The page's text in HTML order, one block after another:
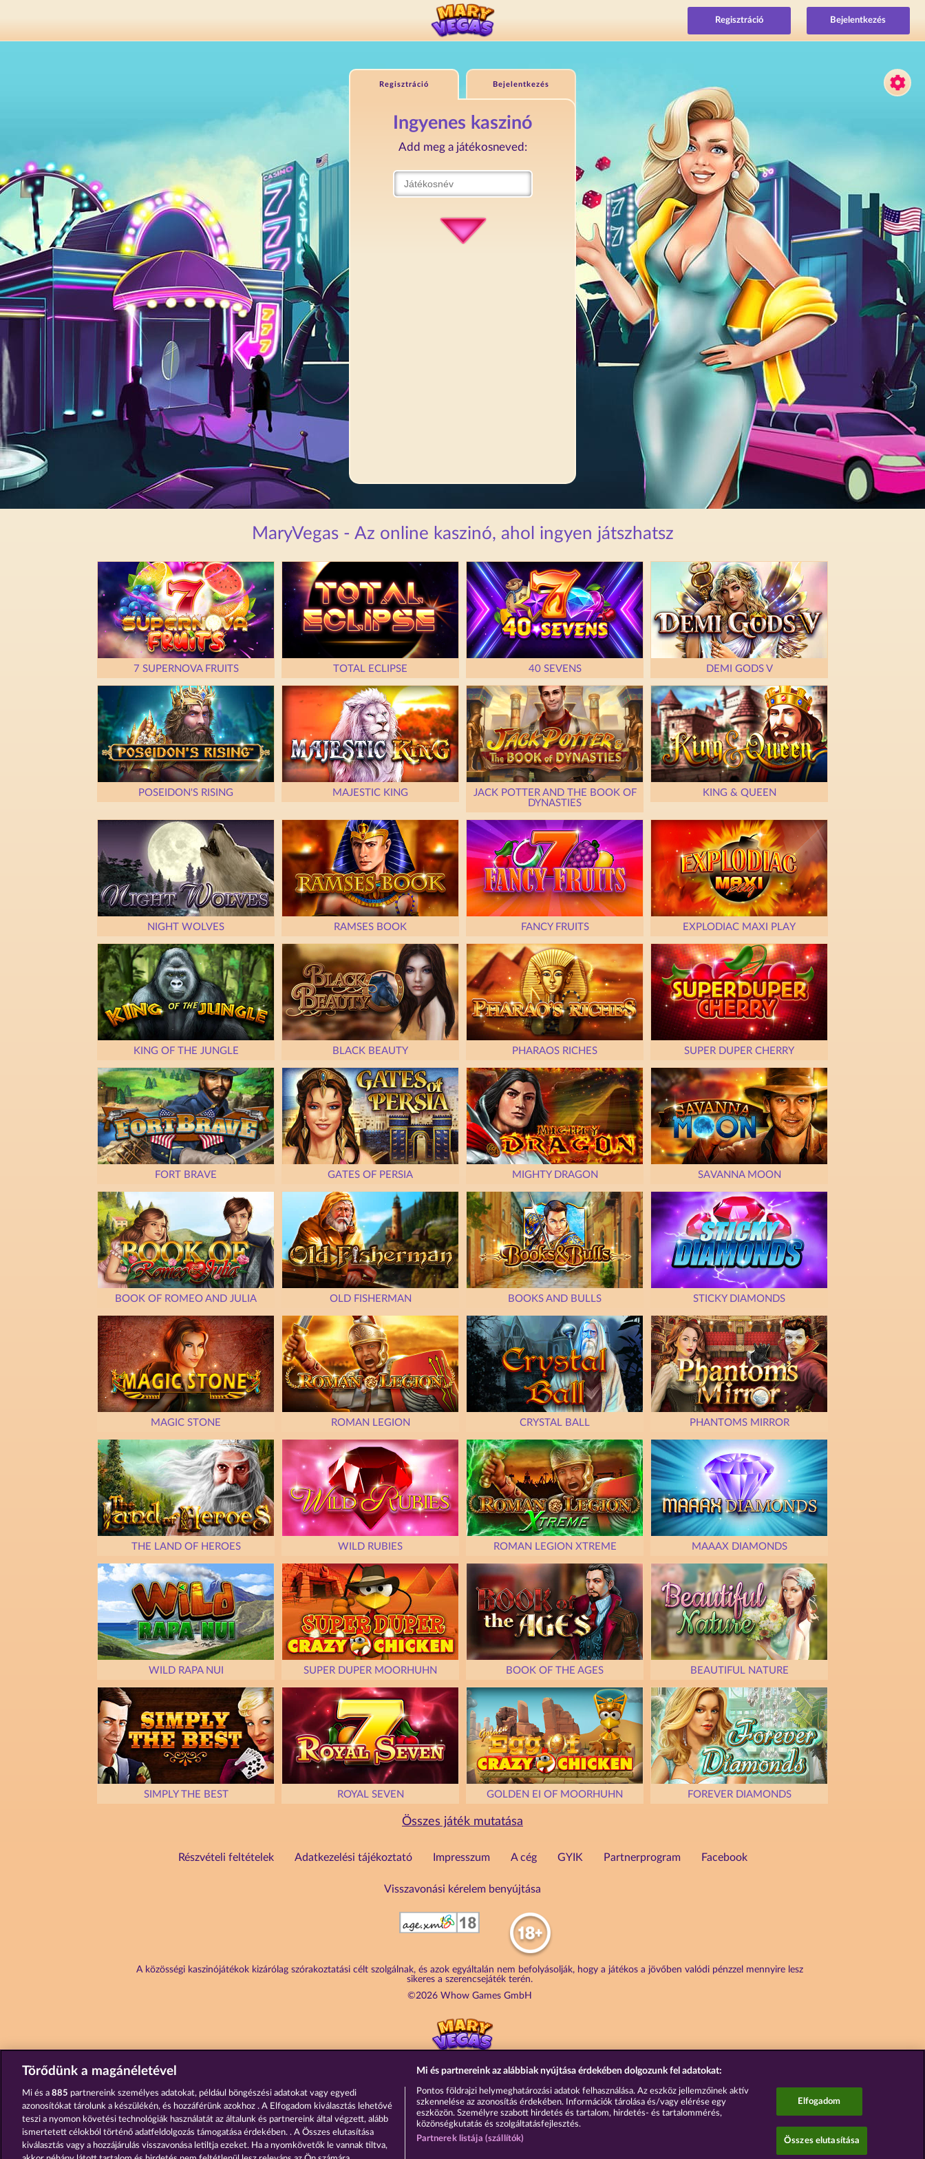
Regisztráció Bejelentkezés
Regisztráció Bejelentkezés
Ingyenes kaszinó
Add meg a játékosneved:
MaryVegas - Az online kaszinó, ahol ingyen játszhatsz
7 SUPERNOVA FRUITS TOTAL ECLIPSE 40 SEVENS DEMI GODS V
POSEIDON'S RISING MAJESTIC KING
JACK POTTER AND THE BOOK OF
DYNASTIES
KING & QUEEN
NIGHT WOLVES RAMSES BOOK FANCY FRUITS EXPLODIAC MAXI PLAY
KING OF THE JUNGLE BLACK BEAUTY PHARAOS RICHES SUPER DUPER CHERRY
FORT BRAVE GATES OF PERSIA MIGHTY DRAGON SAVANNA MOON
BOOK OF ROMEO AND JULIA OLD FISHERMAN BOOKS AND BULLS STICKY DIAMONDS
MAGIC STONE ROMAN LEGION CRYSTAL BALL PHANTOMS MIRROR
THE LAND OF HEROES WILD RUBIES ROMAN LEGION XTREME MAAAX DIAMONDS
WILD RAPA NUI SUPER DUPER MOORHUHN BOOK OF THE AGES BEAUTIFUL NATURE
SIMPLY THE BEST ROYAL SEVEN GOLDEN EI OF MOORHUHN FOREVER DIAMONDS
Összes játék mutatása
Részvételi feltételek Adatkezelési tájékoztató Impresszum A cég GYIK Partnerprogram Facebook
Visszavonási kérelem benyújtása
A közösségi kaszinójátékok kizárólag szórakoztatási célt szolgálnak, és azok egyáltalán nem befolyásolják, hogy a játékos a jövőben valódi pénzzel mennyire lesz
sikeres a szerencsejáték terén.
©2026 Whow Games GmbH
Törődünk a magánéletével
Mi és a 885 partnereink személyes adatokat, például böngészési adatokat vagy egyedi
azonosítókat tárolunk a készülékén, és hozzáférünk azokhoz . A Elfogadom kiválasztás lehetővé
teszi a nyomon követési technológiák használatát az általunk és partnereink által végzett, alább
ismertetett célokból történő adatfeldolgozás támogatása érdekében. . A Összes elutasítása
kiválasztás vagy a hozzájárulás visszavonása letiltja ezeket. Ha a nyomkövetők le vannak tiltva,
Mi és partnereink az alábbiak nyújtása érdekében dolgozunk fel adatokat:
Pontos földrajzi helymeghatározási adatok felhasználása. Az eszköz jellemzőinek aktív
szkennelése az azonosítás érdekében. Információk tárolása és/vagy elérése egy
eszközön. Személyre szabott hirdetés és tartalom, hirdetés- és tartalommérés,
közönségkutatás és szolgáltatásfejlesztés.
Partnerek listája (szállítók)
Elfogadom
Összes elutasítása